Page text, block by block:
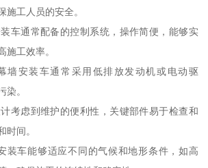
施工人员的安全。
车通常配备的控制系统，操作简便，能够实
施工效率。
墙安装车通常采用低排放发动机或电动驱
染。
考虑到维护的便利性，关键部件易于检查和
时间。
装车能够适应不同的气候和地形条件，如高